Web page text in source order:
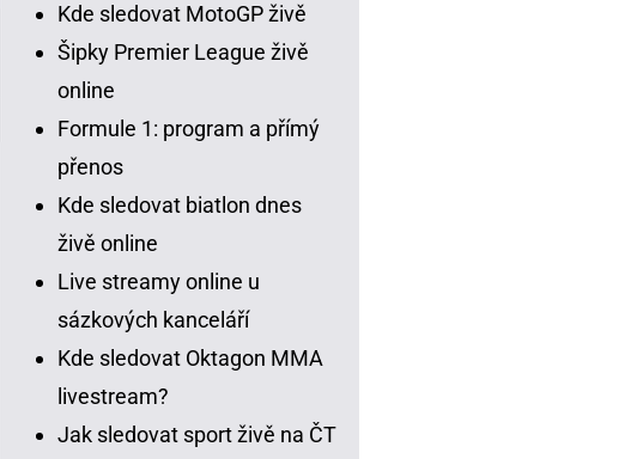
Kde sledovat MotoGP živě
Šipky Premier League živě
online
Formule 1: program a přímý
přenos
Kde sledovat biatlon dnes
živě online
Live streamy online u
sázkových kanceláří
Kde sledovat Oktagon MMA
livestream?
Jak sledovat sport živě na ČT